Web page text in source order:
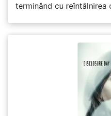
terminând cu reîntâlnirea